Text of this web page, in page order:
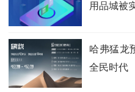
用品城被
哈弗猛龙
全民时代